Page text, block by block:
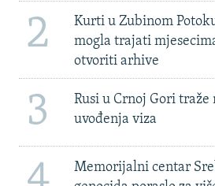
2
Kurti u Zubinom
mogla trajati
otvoriti arhive
3
Rusi u Crnoj Gori traže
uvođenja viza
Memorijalni centar